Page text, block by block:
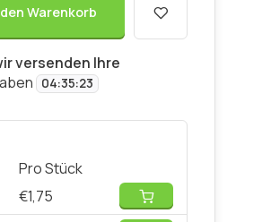
Warenkorb
versenden Ihre
04:35:22
Pro Stück
€1,75